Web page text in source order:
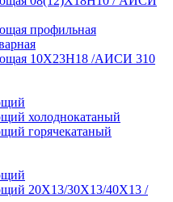
профильная
10Х23Н18 /АИСИ 310
холоднокатаный
горячекатаный
20Х13/30Х13/40Х13 /